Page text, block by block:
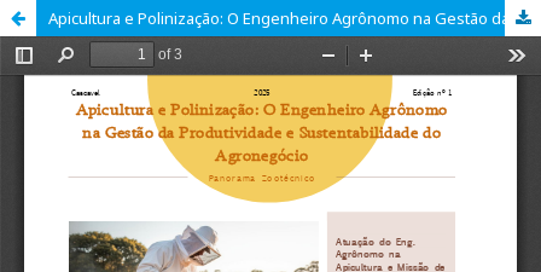
Apicultura e Polinização: O Engenheiro Agrônomo na Gestão da Produtividade e Sustentabilidade do Agronegócio